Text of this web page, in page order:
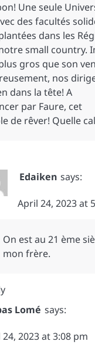
Une seule
des facultés
dans les
small country.
gros que son
nos
dans la tête! A
par Faure, cet
de rêver! Quelle
Edaiken says:
April 24, 2023 at
On est au 21 ème
mon frère.
Lomé says:
2023 at 3:08 pm